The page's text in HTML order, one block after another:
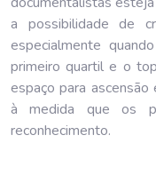
a possibilidade de
especialmente
primeiro quartil e o top
espaço para
à medida que os
reconhecimento.